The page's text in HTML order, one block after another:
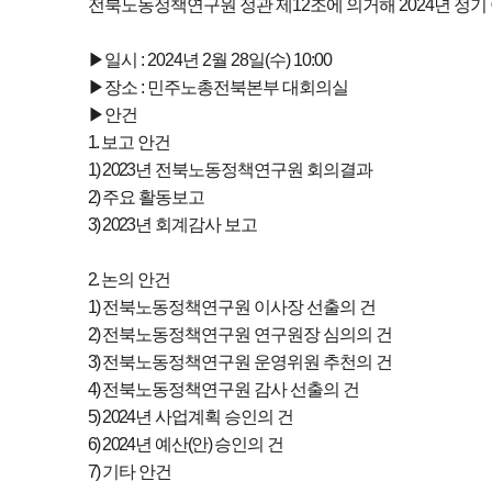
전북노동정책연구원 정관 제12조에 의거해 2024년 정
▶일시 : 2024년 2월 28일(수) 10:00
▶장소 : 민주노총전북본부 대회의실
▶안건
1. 보고 안건
1) 2023년 전북노동정책연구원 회의결과
2)주요 활동보고
3) 2023년 회계감사 보고
2.논의 안건
1)전북노동정책연구원 이사장 선출의 건
2)전북노동정책연구원 연구원장 심의의 건
3)전북노동정책연구원 운영위원 추천의 건
4)전북노동정책연구원 감사 선출의 건
5) 2024년 사업계획 승인의 건
6) 2024년 예산(안)승인의 건
7)기타 안건